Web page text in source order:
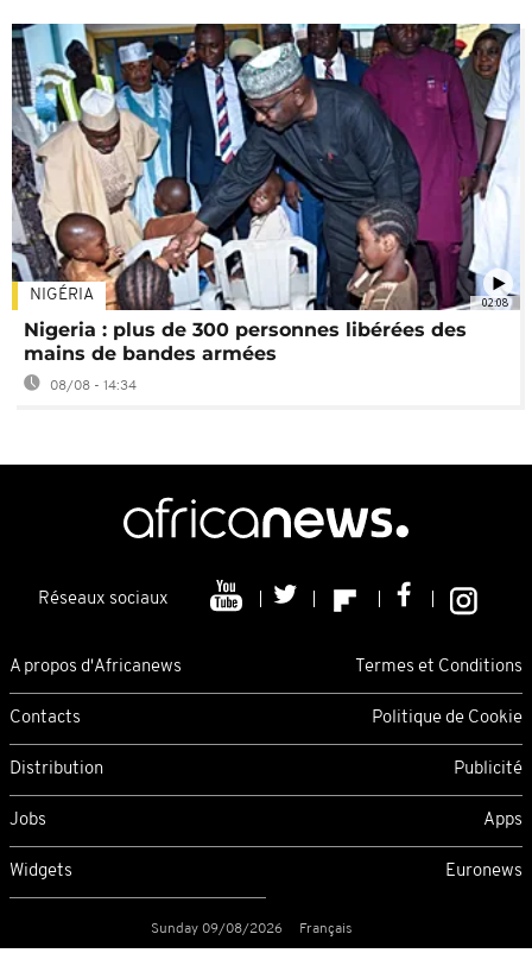
02:08
NIGÉRIA
Nigeria : plus de 300 personnes libérées des
mains de bandes armées
08/08 - 14:34
Réseaux sociaux
A propos d'Africanews Termes et Conditions
Contacts Politique de Cookie
Distribution Publicité
Jobs Apps
Widgets Euronews
Sunday 09/08/2026